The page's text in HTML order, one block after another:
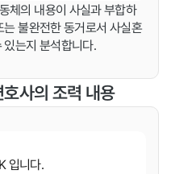
체의 내용이 사실과 부합하
불완전한 동거로서 사실혼
는지 분석합니다.
사의 조력 내용
입니다.